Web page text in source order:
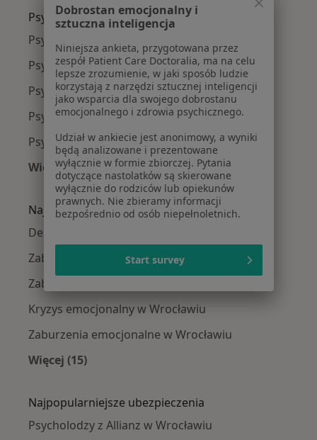
Psycholodzy w pobliżu
Psycholodzy Krzyki
Psycholodzy Stare Miasto
Psycholodzy Fabryczna
Psycholodzy Śródmieście
Psycholodzy Psie Pole
Więcej (4)
Więcej w kategorii: Psycholodzy w pobliżu
Najczęście leczone choroby
Depresja w Wrocławiu
Zaburzenia lękowe w Wrocławiu
Zaburzenia nastroju w Wrocławiu
Kryzys emocjonalny w Wrocławiu
Zaburzenia emocjonalne w Wrocławiu
Więcej (15)
Najpopularniejsze ubezpieczenia
Psycholodzy z Allianz w Wrocławiu
Dobrostan emocjonalny i
sztuczna inteligencja
Niniejsza ankieta, przygotowana przez
zespół Patient Care Doctoralia, ma na celu
lepsze zrozumienie, w jaki sposób ludzie
korzystają z narzędzi sztucznej inteligencji
jako wsparcia dla swojego dobrostanu
emocjonalnego i zdrowia psychicznego.
Udział w ankiecie jest anonimowy, a wyniki
będą analizowane i prezentowane
wyłącznie w formie zbiorczej. Pytania
dotyczące nastolatków są skierowane
wyłącznie do rodziców lub opiekunów
prawnych. Nie zbieramy informacji
bezpośrednio od osób niepełnoletnich.
Start survey